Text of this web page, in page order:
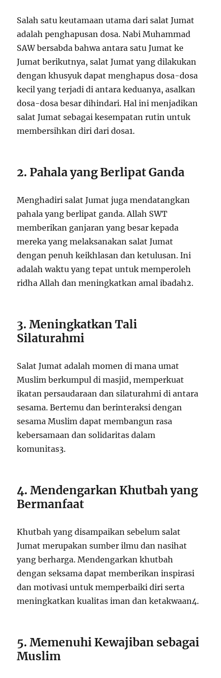
Salah satu keutamaan utama dari salat Jumat
adalah penghapusan dosa. Nabi Muhammad
SAW bersabda bahwa antara satu Jumat ke
Jumat berikutnya, salat Jumat yang dilakukan
dengan khusyuk dapat menghapus dosa-dosa
kecil yang terjadi di antara keduanya, asalkan
dosa-dosa besar dihindari. Hal ini menjadikan
salat Jumat sebagai kesempatan rutin untuk
membersihkan diri dari dosa1.
2. Pahala yang Berlipat Ganda
Menghadiri salat Jumat juga mendatangkan
pahala yang berlipat ganda. Allah SWT
memberikan ganjaran yang besar kepada
mereka yang melaksanakan salat Jumat
dengan penuh keikhlasan dan ketulusan. Ini
adalah waktu yang tepat untuk memperoleh
ridha Allah dan meningkatkan amal ibadah2.
3. Meningkatkan Tali
Silaturahmi
Salat Jumat adalah momen di mana umat
Muslim berkumpul di masjid, memperkuat
ikatan persaudaraan dan silaturahmi di antara
sesama. Bertemu dan berinteraksi dengan
sesama Muslim dapat membangun rasa
kebersamaan dan solidaritas dalam
komunitas3.
4. Mendengarkan Khutbah yang
Bermanfaat
Khutbah yang disampaikan sebelum salat
Jumat merupakan sumber ilmu dan nasihat
yang berharga. Mendengarkan khutbah
dengan seksama dapat memberikan inspirasi
dan motivasi untuk memperbaiki diri serta
meningkatkan kualitas iman dan ketakwaan4.
5. Memenuhi Kewajiban sebagai
Muslim